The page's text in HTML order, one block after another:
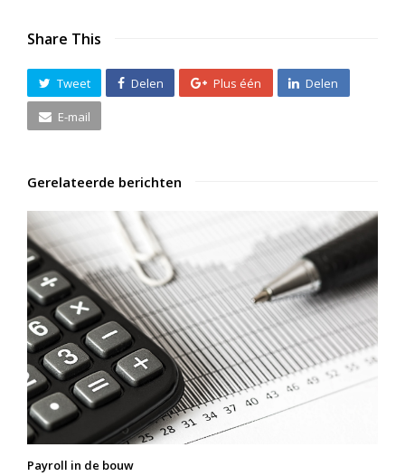
Share This
Tweet Delen Plus één Delen
E-mail
Gerelateerde berichten
Payroll in de bouw